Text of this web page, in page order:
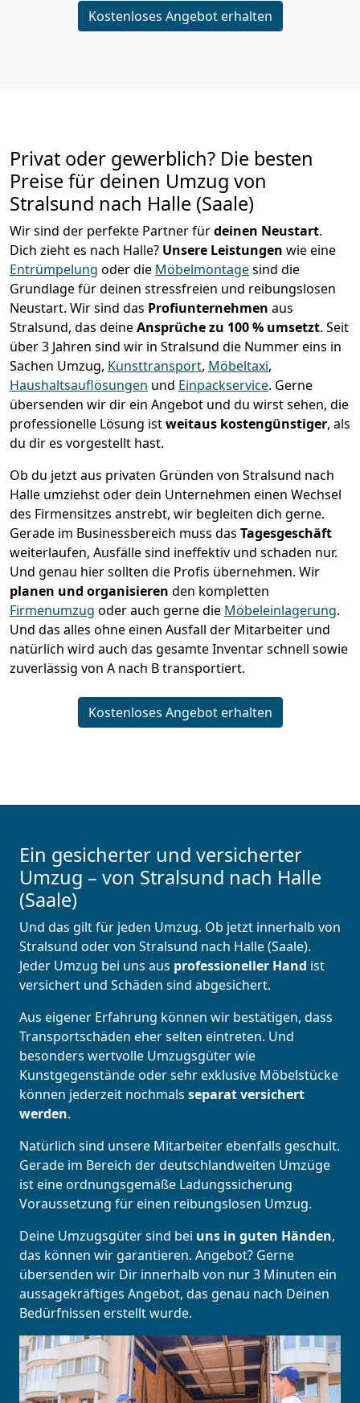
Kostenloses Angebot erhalten
Privat oder gewerblich? Die besten
Preise für deinen Umzug von
Stralsund nach Halle (Saale)
Wir sind der perfekte Partner fürdeinen Neustart.
Dich zieht es nach Halle? Unsere Leistungen wie eine
Entrümpelung oder die Möbelmontagesind die
Grundlage für deinen stressfreien und reibungslosen
Neustart. Wir sind das Profiunternehmen aus
Stralsund, das deineAnsprüche zu 100 % umsetzt. Seit
über 3 Jahren sind wir in Stralsund die Nummer eins in
Sachen Umzug, Kunsttransport, Möbeltaxi,
Haushaltsauflösungen und Einpackservice. Gerne
übersenden wir dir ein Angebot und du wirst sehen, die
professionelle Lösung istweitaus kostengünstiger, als
du dir es vorgestellt hast.
Ob du jetzt aus privaten Gründen von Stralsund nach
Halle umziehst oder dein Unternehmen einen Wechsel
des Firmensitzes anstrebt, wir begleiten dich gerne.
Gerade im Businessbereich muss das Tagesgeschäft
weiterlaufen, Ausfälle sind ineffektiv und schaden nur.
Und genau hier sollten die Profis übernehmen. Wir
planen und organisieren den kompletten
Firmenumzug oder auch gerne die Möbeleinlagerung.
Und das alles ohne einen Ausfall der Mitarbeiter und
natürlich wird auch das gesamte Inventar schnell sowie
zuverlässig von A nach B transportiert.
Kostenloses Angebot erhalten
Ein gesicherter und versicherter
Umzug – von Stralsund nach Halle
(Saale)
Und das gilt für jeden Umzug. Ob jetzt innerhalb von
Stralsund oder von Stralsund nach Halle (Saale).
Jeder Umzug bei uns aus professioneller Hand ist
versichert und Schäden sind abgesichert.
Aus eigener Erfahrung können wir bestätigen, dass
Transportschäden eher selten eintreten. Und
besonders wertvolle Umzugsgüter wie
Kunstgegenstände oder sehr exklusive Möbelstücke
können jederzeit nochmals separat versichert
werden.
Natürlich sind unsere Mitarbeiter ebenfalls geschult.
Gerade im Bereich der deutschlandweiten Umzüge
ist eine ordnungsgemäße Ladungssicherung
Voraussetzung für einen reibungslosen Umzug.
Deine Umzugsgüter sind bei uns in guten Händen,
das können wir garantieren. Angebot? Gerne
übersenden wir Dir innerhalb von nur 3 Minuten ein
aussagekräftiges Angebot, das genau nach Deinen
Bedürfnissen erstellt wurde.